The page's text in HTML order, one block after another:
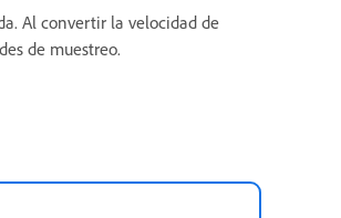
Al convertir la velocidad de
de muestreo.